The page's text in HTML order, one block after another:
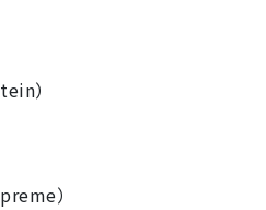
）
）